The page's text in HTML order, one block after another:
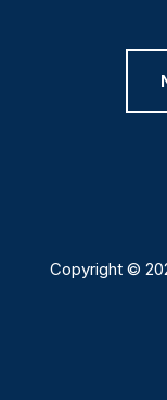
Copyright ©